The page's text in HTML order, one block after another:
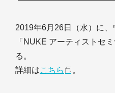
2019年6月26日（水）に
「NUKE アーティストセ
る。
詳細はこちら 。